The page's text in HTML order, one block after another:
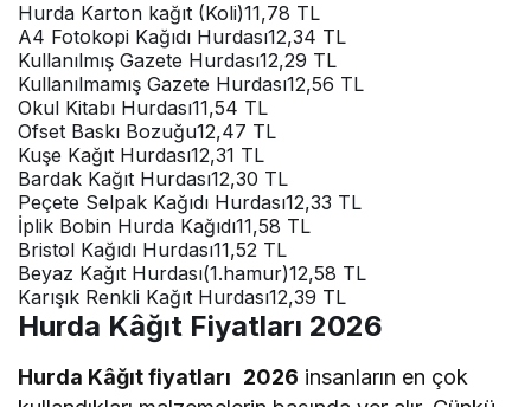
Hurda Karton kağıt (Koli)11,78 TL
A4 Fotokopi Kağıdı Hurdası12,34 TL
Kullanılmış Gazete Hurdası12,29 TL
Kullanılmamış Gazete Hurdası12,56 TL
Okul Kitabı Hurdası11,54 TL
Ofset Baskı Bozuğu12,47 TL
Kuşe Kağıt Hurdası12,31 TL
Bardak Kağıt Hurdası12,30 TL
Peçete Selpak Kağıdı Hurdası12,33 TL
İplik Bobin Hurda Kağıdı11,58 TL
Bristol Kağıdı Hurdası11,52 TL
Beyaz Kağıt Hurdası(1.hamur)12,58 TL
Karışık Renkli Kağıt Hurdası12,39 TL
Hurda Kâğıt Fiyatları 2026
Hurda Kâğıt fiyatları 2026 insanların en çok